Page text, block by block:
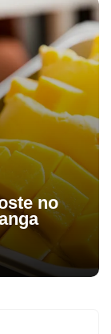
Masson,
Zanata, Brehon
O torneio
no